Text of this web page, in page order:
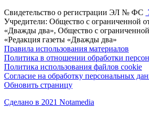
Свидетельство о регистрации ЭЛ № ФС
Учредители: Общество с ограниченной
«Дважды два», Общество с
«Редакция газеты «Дважды два»
Правила использования материалов
Политика в отношении обработки
Политика использования файлов cookie
Согласие на обработку персональных
Обновить страницу
Сделано в 2021 Notamedia